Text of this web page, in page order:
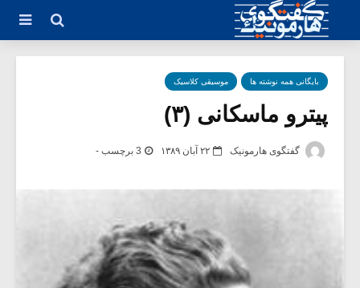
بایگانی همه نوشته ها موسیقی کلاسیک
پیترو ماسکانی (۳)
گفتگوی هارمونیک ۲۲ آبان ۱۳۸۹ 3 برچسب -